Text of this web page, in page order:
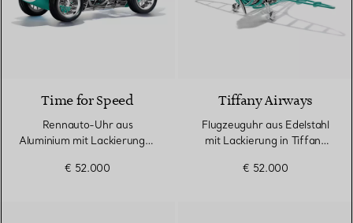
Time for Speed
Rennauto-Uhr aus
Aluminium mit Lackierung in
€ 52.000
Tiffany Airways
Flugzeuguhr aus Edelstahl
mit Lackierung in Tiffany
€ 52.000